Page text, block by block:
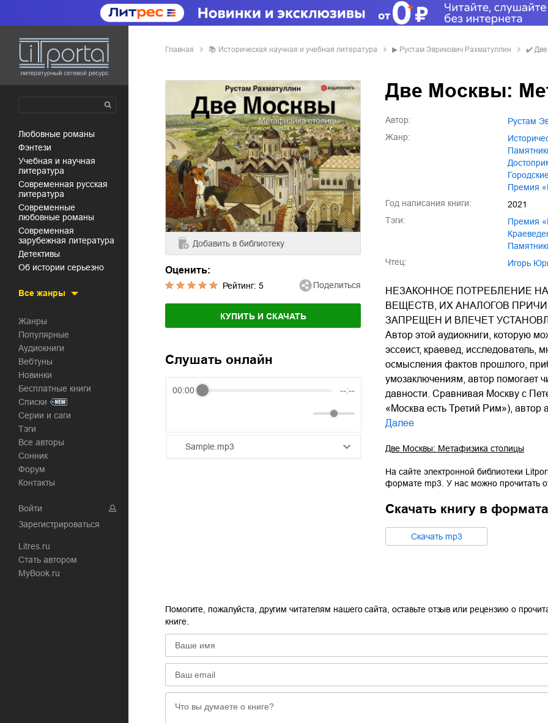
любовные романы
фэнтези
учебная и научная
литература
современная русская
литература
современные
любовные романы
современная
зарубежная литература
детективы
об истории серьезно
Все жанры
Жанры
Популярные
Аудиокниги
Вебтуны
Новинки
Бесплатные книги
Списки
Серии и саги
Тэги
Все авторы
Сонник
Форум
Контакты
Войти
Зарегистрироваться
Litres.ru
Стать автором
MyBook.ru
Главная 📚 историческая научная и учебная литература ▶ Рустам Эврикович Рахматуллин ✔️
Добавить в библиотеку
Оценить:
Рейтинг: 5 Поделиться
КУПИТЬ И СКАЧАТЬ
Слушать онлайн
00:00 --:--
Sample.mp3
Две Москвы:
Автор:
Рустам
Жанр:
премия
Год написания книги:
2021
Тэги:
премия
Чтец:
Игорь
НЕЗАКОННОЕ ПОТРЕБЛЕНИЕ
ВЕЩЕСТВ, ИХ АНАЛОГОВ
ЗАПРЕЩЕН И ВЛЕЧЕТ
Автор этой аудиокниги, которую
эссеист, краевед,
осмысления фактов прошлого,
умозаключениям, автор помогает
давности. Сравнивая Москву с
«Москва есть Третий Рим»), автор
Далее
Две Москвы: Метафизика столицы
На сайте электронной библиотеки
формате mp3 . У нас можно прочитать
Скачать книгу в
Cкачать mp3
Помогите, пожалуйста, другим читателям нашего сайта, оставьте отзыв или рецензию о
книге.